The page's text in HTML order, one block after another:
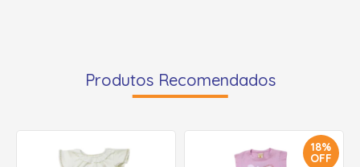
Produtos Recomendados
18%
OFF